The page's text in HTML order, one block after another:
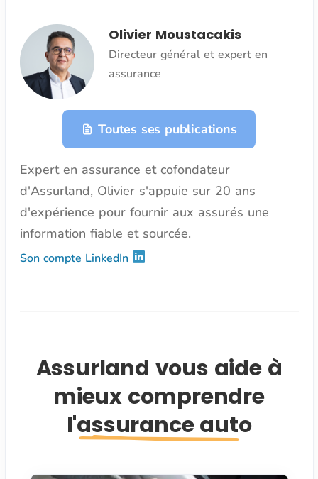
Olivier Moustacakis
Directeur général et expert en
assurance
Toutes ses publications
Expert en assurance et cofondateur
d'Assurland, Olivier s'appuie sur 20 ans
d'expérience pour fournir aux assurés une
information fiable et sourcée.
Son compte LinkedIn
Assurland vous aide à
mieux comprendre
l'assurance auto